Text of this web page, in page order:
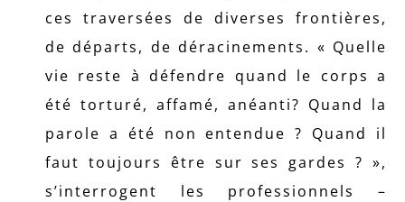
ces traversées de diverses frontières,
de départs, de déracinements. « Quelle
vie reste à défendre quand le corps a
été torturé, affamé, anéanti? Quand la
parole a été non entendue ? Quand il
faut toujours être sur ses gardes ? »,
s’interrogent les professionnels –